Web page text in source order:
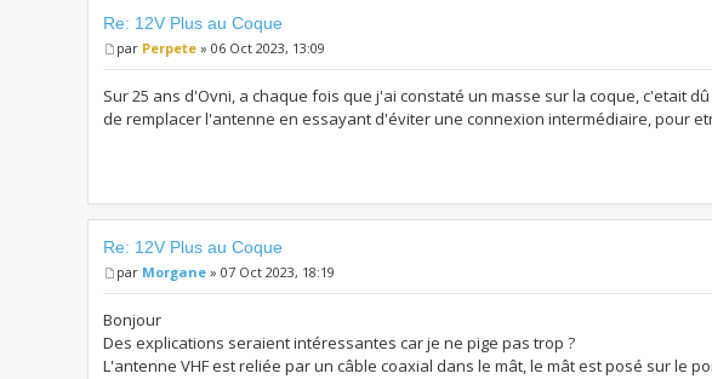
Re: 12V Plus au Coque
par Perpete » 06 Oct 2023, 13:09
Sur 25 ans d'Ovni, a chaque fois que j'ai constaté un masse sur la coque, c'etait
de remplacer l'antenne en essayant d'éviter une connexion intermédiaire, pour
Re: 12V Plus au Coque
par Morgane » 07 Oct 2023, 18:19
Bonjour
Des explications seraient intéressantes car je ne pige pas trop ?
L'antenne VHF est reliée par un câble coaxial dans le mât, le mât est posé sur le